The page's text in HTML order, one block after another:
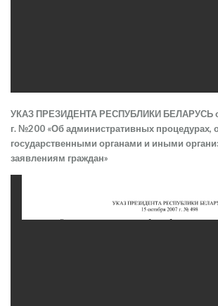
УКАЗ ПРЕЗИДЕНТА РЕСПУБЛИКИ БЕЛАРУСЬ
г. №200 «Об административных процедурах,
государственными органами и иными
заявлениям граждан»